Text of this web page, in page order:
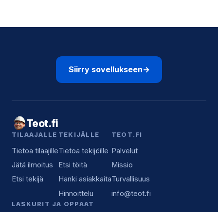
Siirry sovellukseen→
Teot.fi
TILAAJALLE
Tietoa tilaajille
Jätä ilmoitus
Etsi tekijä
TEKIJÄLLE
Tietoa tekijöille
Etsi töitä
Hanki asiakkaita
Hinnoittelu
TEOT.FI
Palvelut
Missio
Turvallisuus
info@teot.fi
LASKURIT JA OPPAAT